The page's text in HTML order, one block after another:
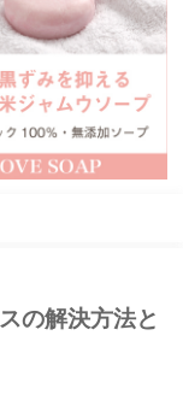
の解決方法と